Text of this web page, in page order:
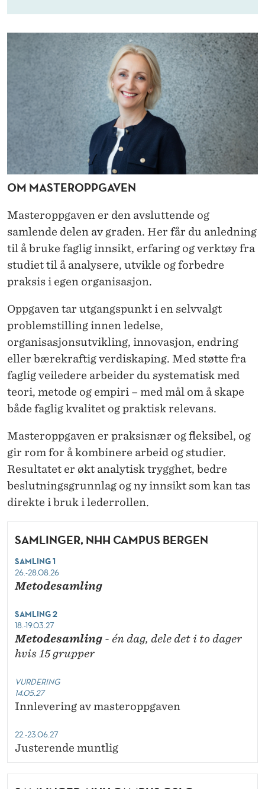
A
O
M
A
N
A
G
E
M
E
N
T
OM MASTEROPPGAVEN
Masteroppgaven er den avsluttende og
samlende delen av graden. Her får du anledning
til å bruke faglig innsikt, erfaring og verktøy fra
studiet til å analysere, utvikle og forbedre
praksis i egen organisasjon.
Oppgaven tar utgangspunkt i en selvvalgt
problemstilling innen ledelse,
organisasjonsutvikling, innovasjon, endring
eller bærekraftig verdiskaping. Med støtte fra
faglig veiledere arbeider du systematisk med
teori, metode og empiri – med mål om å skape
både faglig kvalitet og praktisk relevans.
Masteroppgaven er praksisnær og fleksibel, og
gir rom for å kombinere arbeid og studier.
Resultatet er økt analytisk trygghet, bedre
beslutningsgrunnlag og ny innsikt som kan tas
direkte i bruk i lederrollen.
SAMLINGER, NHH CAMPUS BERGEN
SAMLING 1
26.-28.08.26
Metodesamling
SAMLING 2
18.-19.03.27
Metodesamling - én dag, dele det i to dager
hvis 15 grupper
VURDERING
14.05.27
Innlevering av masteroppgaven
22.-23.06.27
Justerende muntlig